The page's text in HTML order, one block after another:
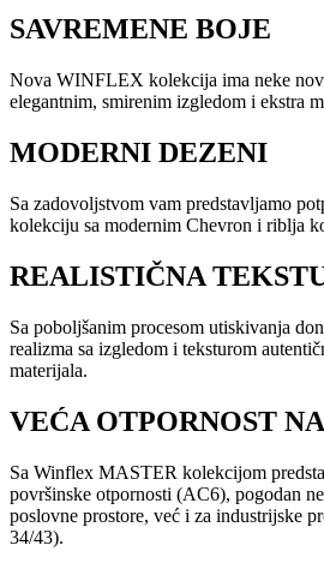
SAVREMENE BOJE
Nova WINFLEX kolekcija ima neke
elegantnim, smirenim izgledom i ekstra
MODERNI DEZENI
Sa zadovoljstvom vam predstavljamo
kolekciju sa modernim Chevron i riblja
REALISTIČNA
Sa poboljšanim procesom utiskivanja
realizma sa izgledom i teksturom
materijala.
VEĆA OTPORNOST
Sa Winflex MASTER kolekcijom
površinske otpornosti (AC6), pogodan
poslovne prostore, već i za industrijske
34/43).